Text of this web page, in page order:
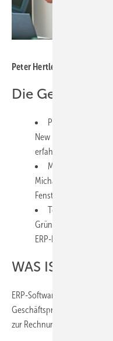
Peter Hertlein im Austausch
Die
Peter Hertlein,
New Business
erfahren in
Matthias
Michael das 80-
Fensterbau
Tobias Gürtler,
Gründete 2017 das
ERP-Lösungen für das
WAS IST ERP-
ERP-Software steht für
Geschäftsprozesse von der
zur Rechnungsstellung in